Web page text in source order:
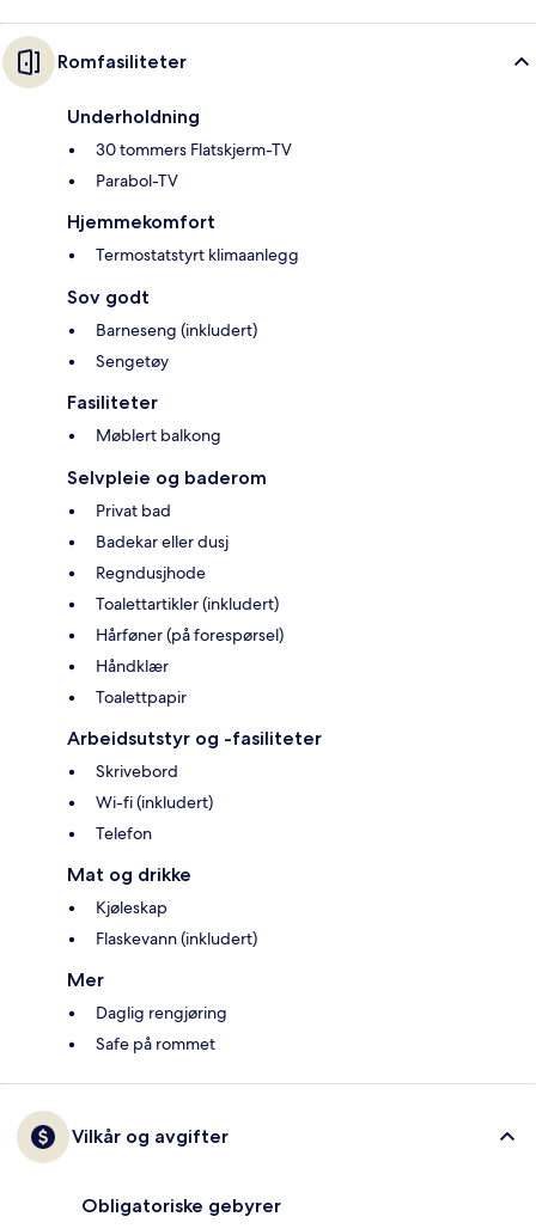
Romfasiliteter
Underholdning
30 tommers Flatskjerm-TV
Parabol-TV
Hjemmekomfort
Termostatstyrt klimaanlegg
Sov godt
Barneseng (inkludert)
Sengetøy
Fasiliteter
Møblert balkong
Selvpleie og baderom
Privat bad
Badekar eller dusj
Regndusjhode
Toalettartikler (inkludert)
Hårføner (på forespørsel)
Håndklær
Toalettpapir
Arbeidsutstyr og -fasiliteter
Skrivebord
Wi-fi (inkludert)
Telefon
Mat og drikke
Kjøleskap
Flaskevann (inkludert)
Mer
Daglig rengjøring
Safe på rommet
Vilkår og avgifter
Obligatoriske gebyrer